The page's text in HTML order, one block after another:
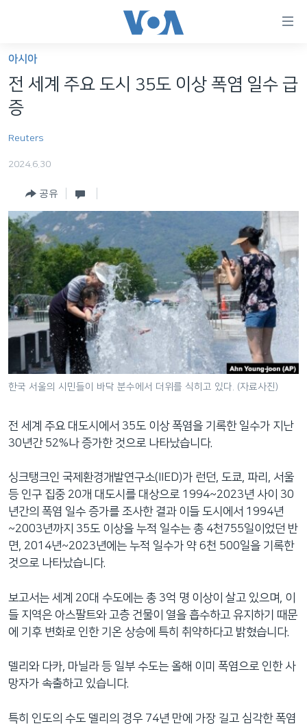
가
능
링
인
츠
로
이
동
메
인
네
비
션
로
이
으
이
등
세계
프로그램
주파수 안내
언어 선택
아시아
전 세계 주요 도시 35도 이상 폭염 일수 급
증
Reuters
2024.6.30
공유
한국 서울의 시민들이 바닥 분수에서 더위를 식히고 있다. (자료사진)
전 세계 주요 대도시에서 35도 이상 폭염을 기록한 일수가 지난
30년간 52%나 증가한 것으로 나타났습니다.
싱크탱크인 국제환경개발연구소(IIED)가 런던, 도쿄, 파리, 서울
등 인구 집중 20개 대도시를 대상으로 1994~2023년 사이 30
년간의 폭염 일수 증가를 조사한 결과 이들 도시에서 1994년
~2003년까지 35도 이상을 누적 일수는 총 4천755일이었던 반
면, 2014년~2023년에는 누적 일수가 약 6천 500일을 기록한
것으로 나타났습니다.
보고서는 세계 20대 수도에는 총 3억 명 이상이 살고 있으며, 이
들 지역은 아스팔트와 고층 건물이 열을 흡수하고 유지하기 때문
에 기후 변화로 인한 기온 상승에 특히 취약하다고 밝혔습니다.
델리와 다카, 마닐라 등 일부 수도는 올해 이미 폭염으로 인한 사
망자가 속출하고 있습니다.
특히 인도의 수도 델리의 경우 74년 만에 가장 길고 심각한 폭염